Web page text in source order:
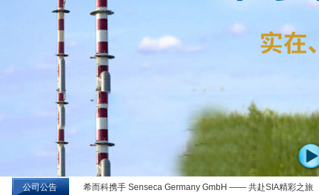
公司公告 希而科携手 Senseca Germany GmbH —— 共赴SIA精彩之旅